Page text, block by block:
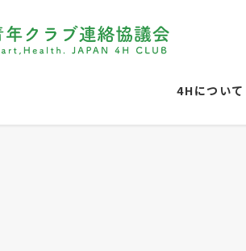
4Hについて